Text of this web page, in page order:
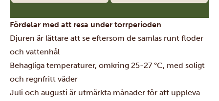
Fördelar med att resa under torrperioden
Djuren är lättare att se eftersom de samlas runt floder
och vattenhål
Behagliga temperaturer, omkring 25-27 °C, med soligt
och regnfritt väder
Juli och augusti är utmärkta månader för att uppleva